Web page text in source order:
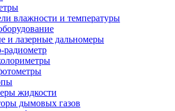
влажности и температуры
и лазерные дальномеры
радиометр
жидкости
дымовых газов